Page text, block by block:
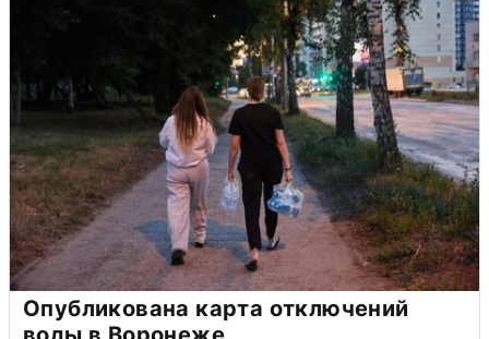
Опубликована карта отключений